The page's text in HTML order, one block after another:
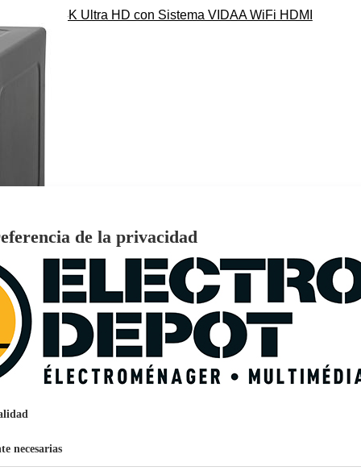
EL 4K Ultra HD con Sistema VIDAA WiFi HDMI
159€ 96
Pago aplazos
EcoTank EPSON ET-2861
de la privacidad
necesarias